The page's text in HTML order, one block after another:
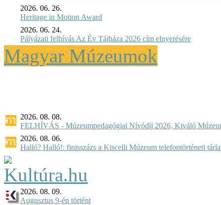
2026. 06. 26.
Heritage in Motion Award
2026. 06. 24.
Pályázati felhívás Az Év Tájháza 2026 cím elnyerésére
Magyar Múzeumok
2026. 08. 08.
FELHÍVÁS - Múzeumpedagógiai Nívódíj 2026, Kiváló
2026. 08. 06.
Halló? Halló!: finisszázs a Kiscelli Múzeum telefontörténeti
2026. 08. 09.
Augusztus 9-én történt